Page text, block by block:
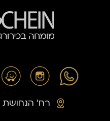
רח׳ הנחושת 3, רמת החייל, ת״א